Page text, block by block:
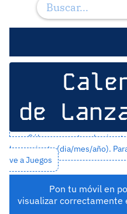
de
Sólo se muestran los
lanzamiento (dia/mes/año).
ve aJuegos
Pon tu móvil en
visualizar correctamente